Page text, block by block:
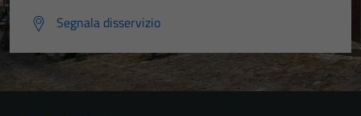
Segnala disservizio